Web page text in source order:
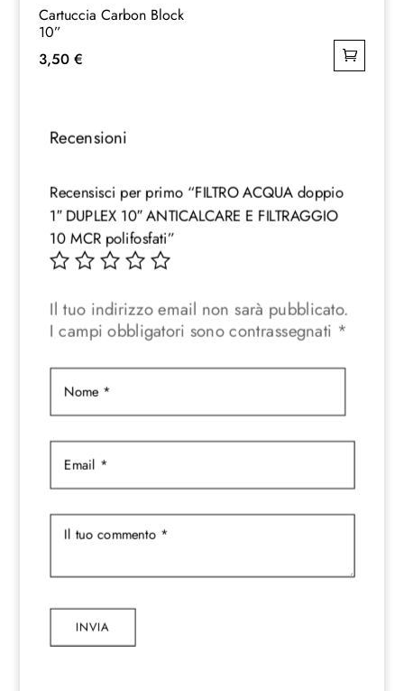
Cartuccia Carbon Block
10”
3,50 €
Recensioni
Recensisci per primo “FILTRO ACQUA doppio
1″ DUPLEX 10″ ANTICALCARE E FILTRAGGIO
10 MCR polifosfati”
Il tuo indirizzo email non sarà pubblicato.
I campi obbligatori sono contrassegnati *
INVIA